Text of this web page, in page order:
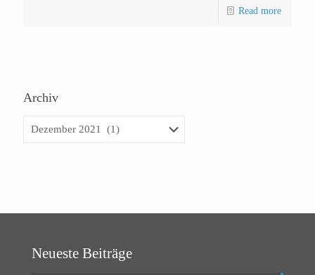
Read more
Archiv
Archiv
Neueste Beiträge